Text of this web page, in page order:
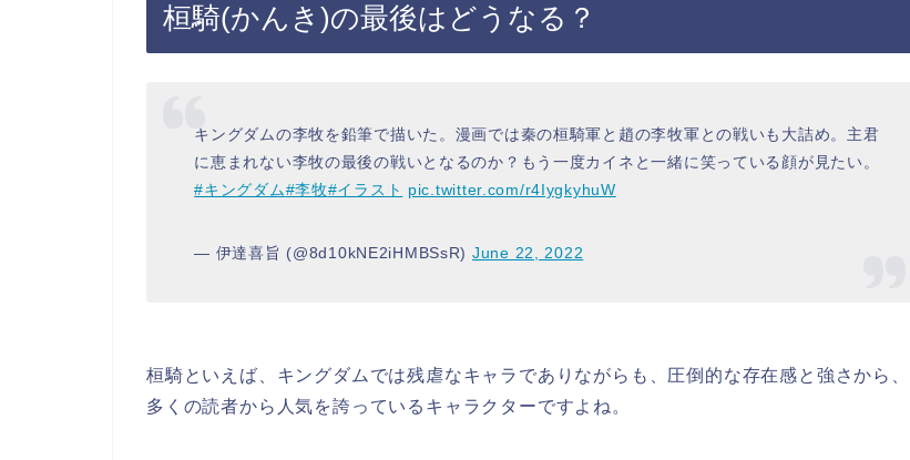
桓騎(かんき)の最後はどうなる？
キングダムの李牧を鉛筆で描いた。漫画では秦の桓騎軍と趙の李牧軍との戦いも大詰め。主君
に恵まれない李牧の最後の戦いとなるのか？もう一度カイネと一緒に笑っている顔が見たい。
#キングダム#李牧#イラスト pic.twitter.com/r4IygkyhuW
— 伊達喜旨 (@8d10kNE2iHMBSsR) June 22, 2022
桓騎といえば、キングダムでは残虐なキャラでありながらも、圧倒的な存在感と強さから、
多くの読者から人気を誇っているキャラクターですよね。